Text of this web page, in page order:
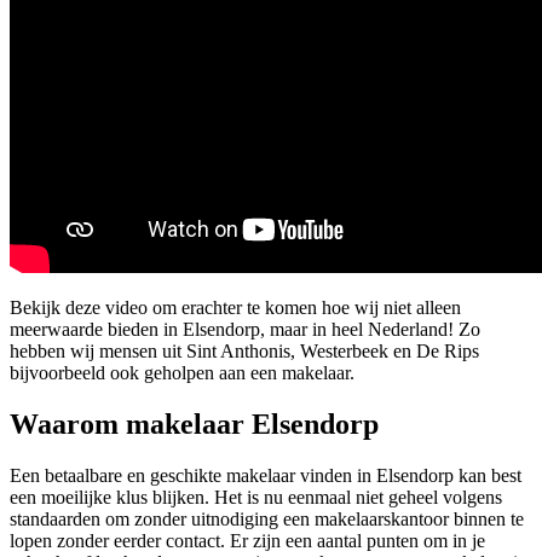
Bekijk deze video om erachter te komen hoe wij niet alleen
meerwaarde bieden in Elsendorp, maar in heel Nederland! Zo
hebben wij mensen uit Sint Anthonis, Westerbeek en De Rips
bijvoorbeeld ook geholpen aan een makelaar.
Waarom makelaar Elsendorp
Een betaalbare en geschikte makelaar vinden in Elsendorp kan best
een moeilijke klus blijken. Het is nu eenmaal niet geheel volgens
standaarden om zonder uitnodiging een makelaarskantoor binnen te
lopen zonder eerder contact. Er zijn een aantal punten om in je